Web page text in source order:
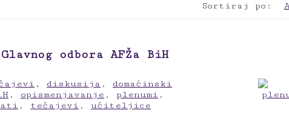
Sortiraj po:
odbora AFŽa BiH
, diskusija , domaćinski
, opismenjavanje , plenumi ,
, tečajevi , učiteljice